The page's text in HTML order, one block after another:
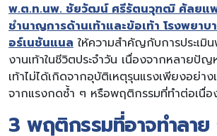
พ.ต.ท.นพ. ชัยวัฒน์ ศรีรัตนวุฑฒิ ศัลยแ
ชำนาญการด้านเท้าและข้อเท้า โรงพยาบ
อร์เนชันแนล ให้ความสำคัญกับการประเมิ
งานเท้าในชีวิตประจำวัน เนื่องจากหลายปัญ
เท้าไม่ได้เกิดจากอุบัติเหตุรุนแรงเพียงอย่า
จากแรงกดซ้ำ ๆ หรือพฤติกรรมที่ทำต่อเนื่อ
3 พฤติกรรมที่อาจทำลาย